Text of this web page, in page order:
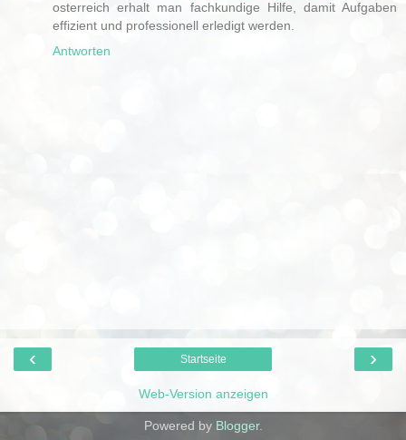
osterreich erhalt man fachkundige Hilfe, damit Aufgaben
effizient und professionell erledigt werden.
Antworten
‹ ›
Startseite
Web-Version anzeigen
Powered by Blogger.